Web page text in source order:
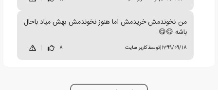
من نخوندمش خریدمش اما هنوز نخوندمش بهش میاد باحال
باشه 😋😋
1399/09/18
|توسطکاربر سایت 8